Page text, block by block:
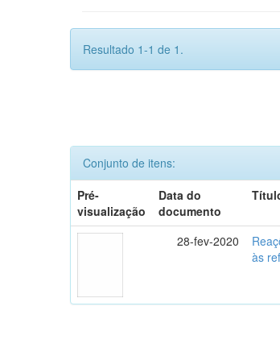
Resultado 1-1 de 1.
Conjunto de itens:
Pré-
visualização
Data do
documento
28-fev-2020
às